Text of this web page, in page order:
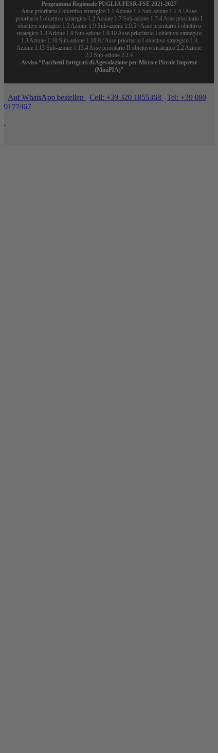
Programma Regionale PUGLIA FESR-FSE 2021-2027
Asse prioritario I obiettivo strategico 1.1 Azione 1.2 Sub-azione 1.2.4 / Asse
prioritario I obiettivo strategico 1.2 Azione 1.7 Sub-azione 1.7.4 Asse prioritario I
obiettivo strategico 1.3 Azione 1.9 Sub-azione 1.9.5 / Asse prioritario I obiettivo
strategico 1.3 Azione 1.9 Sub-azione 1.9.10 Asse prioritario I obiettivo strategico
1.3 Azione 1.10 Sub-azione 1.10.9 / Asse prioritario I obiettivo strategico 1.4
Azione 1.13 Sub-azione 1.13.4 Asse prioritario II obiettivo strategico 2.2 Azione
2.2 Sub-azione 2.2.4
Avviso “Pacchetti Integrati di Agevolazione per Micro e Piccole Imprese
(MiniPIA)”
Auf WhatsApp bestellen Cell: +39 320 1855368
Tel: +39 080
9177467
.